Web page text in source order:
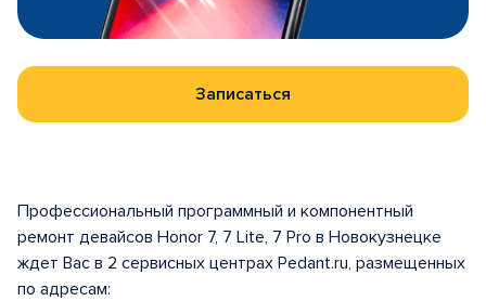
Записаться
Профессиональный программный и компонентный
ремонт девайсов Honor 7, 7 Lite, 7 Pro в Новокузнецке
ждет Вас в 2 сервисных центрах Pedant.ru, размещенных
по адресам: